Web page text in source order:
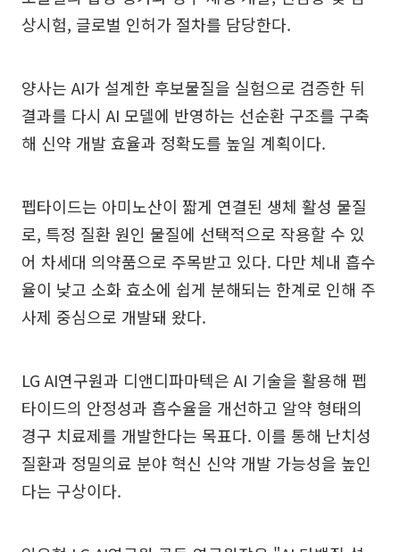
상시험, 글로벌 인허가 절차를 담당한다.
양사는 AI가 설계한 후보물질을 실험으로 검증한 뒤
결과를 다시 AI 모델에 반영하는 선순환 구조를 구축
해 신약 개발 효율과 정확도를 높일 계획이다.
펩타이드는 아미노산이 짧게 연결된 생체 활성 물질
로, 특정 질환 원인 물질에 선택적으로 작용할 수 있
어 차세대 의약품으로 주목받고 있다. 다만 체내 흡수
율이 낮고 소화 효소에 쉽게 분해되는 한계로 인해 주
사제 중심으로 개발돼 왔다.
LG AI연구원과 디앤디파마텍은 AI 기술을 활용해 펩
타이드의 안정성과 흡수율을 개선하고 알약 형태의
경구 치료제를 개발한다는 목표다. 이를 통해 난치성
질환과 정밀의료 분야 혁신 신약 개발 가능성을 높인
다는 구상이다.